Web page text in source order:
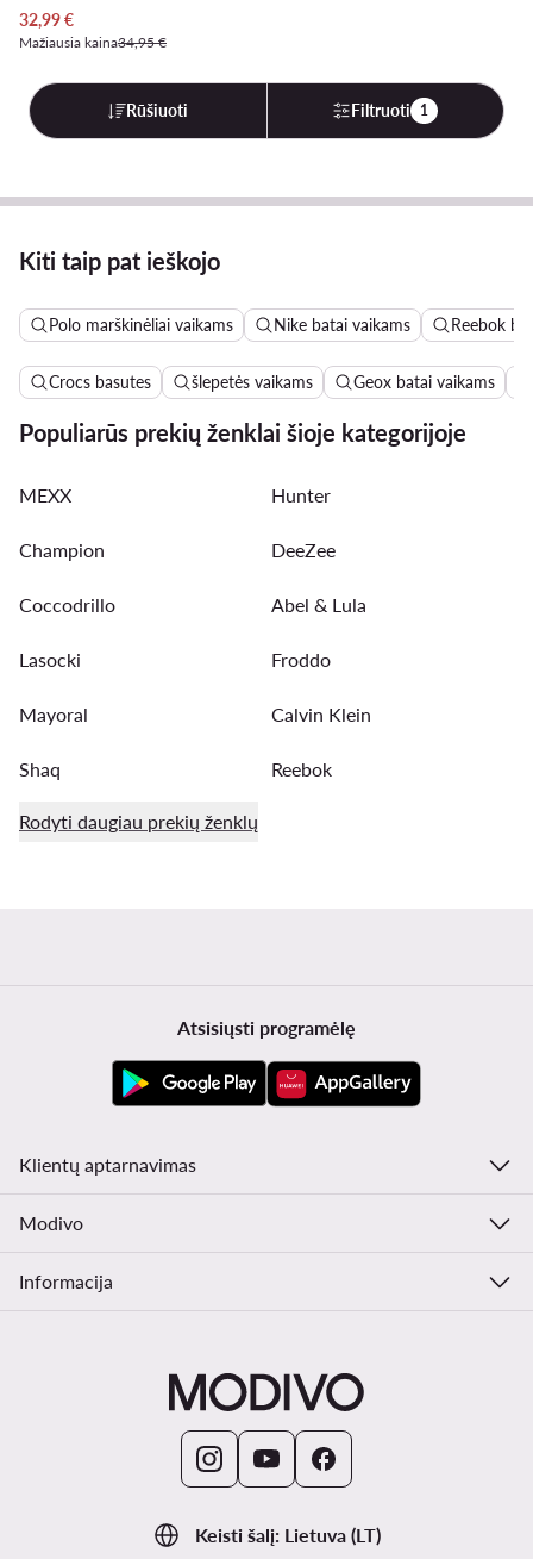
Dabartinė kaina
32,99€
Mažiausia kaina34,95 €
Rūšiuoti Filtruoti 1
Kiti taip pat ieškojo
Polo marškinėliai vaikams Nike batai vaikams Reebok
Crocs basutes šlepetės vaikams Geox batai vaikams
Populiarūs prekių ženklai šioje kategorijoje
MEXX Hunter
Champion DeeZee
Coccodrillo Abel & Lula
Lasocki Froddo
Mayoral Calvin Klein
Shaq Reebok
Rodyti daugiau prekių ženklų
Keisti šalį: Lietuva (LT)
Atsisiųsti programėlę
Klientų aptarnavimas
Modivo
Informacija